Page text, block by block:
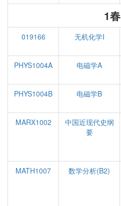
1春
019166 无机化学I
PHYS1004A
电磁学A
PHYS1004B
电磁学B
MARX1002
中国近现代史纲
要
MATH1007
数学分析(B2)